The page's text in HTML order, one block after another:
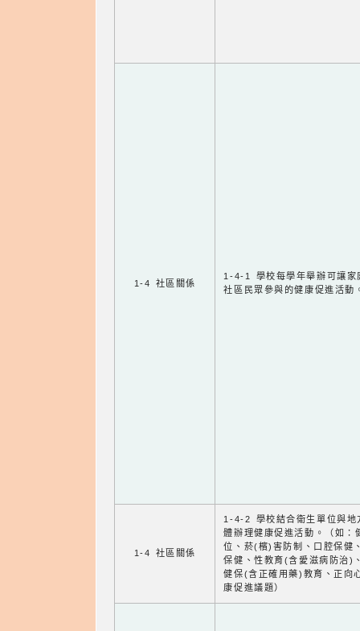
1-4 社區關係
1-4-1 學校每學年舉辦可讓家
社區民眾參與的健康促進活動
1-4 社區關係
1-4-2 學校結合衛生單位與地
體辦理健康促進活動。（如：
位、菸(檳)害防制、口腔保健
保健、性教育(含愛滋病防治)
健保(含正確用藥)教育、正向
康促進議題）